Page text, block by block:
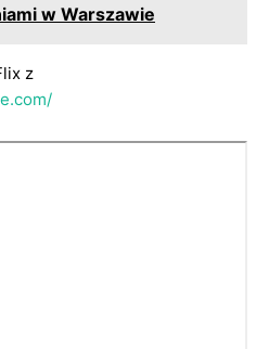
w Warszawie
z